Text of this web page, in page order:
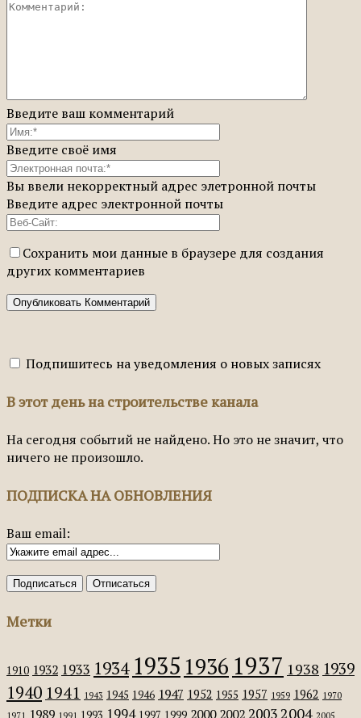
Введите ваш комментарий
Введите своё имя
Вы ввели некорректный адрес элетронной почты
Введите адрес электронной почты
Сохранить мои данные в браузере для создания
других комментариев
Подпишитесь на уведомления о новых записях
В этот день на строительстве канала
На сегодня событий не найдено. Но это не значит, что
ничего не произошло.
ПОДПИСКА НА ОБНОВЛЕНИЯ
Ваш email:
Метки
1910 1932 1933 1934 1935 1936 1937 1938 1939
1940 1941 1943 1945 1946 1947 1952 1955 1957 1959 1962 1970
1971 1989 1991 1993 1994 1997 1999 2000 2002 2003 2004 2005